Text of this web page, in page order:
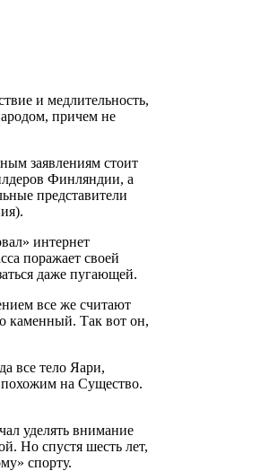
и медлительность,
причем не
заявлениям стоит
Финляндии, а
представители
интернет
поражает своей
даже пугающей.
все же считают
каменный. Так вот он,
все тело Яари,
похожим на Существо.
уделять внимание
Но спустя шесть лет,
спорту.